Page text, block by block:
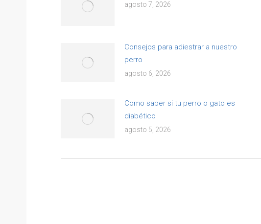
agosto 7, 2026
Consejos para adiestrar a nuestro
perro
agosto 6, 2026
Como saber si tu perro o gato es
diabético
agosto 5, 2026